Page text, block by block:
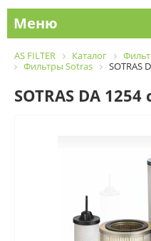
Меню
AS FILTER Каталог
Фильтры Sotras
SOTRAS
SOTRAS DA